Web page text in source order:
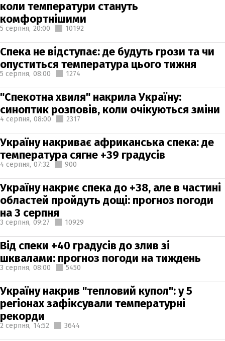
коли температури стануть
комфортнішими
5 серпня, 20:00 10192
Спека не відступає: де будуть грози та чи
опуститься температура цього тижня
5 серпня, 08:00 1274
"Спекотна хвиля" накрила Україну:
синоптик розповів, коли очікуються зміни
4 серпня, 08:00 2317
Україну накриває африканська спека: де
температура сягне +39 градусів
4 серпня, 07:32 900
Україну накриє спека до +38, але в частині
областей пройдуть дощі: прогноз погоди
на 3 серпня
3 серпня, 09:27 10929
Від спеки +40 градусів до злив зі
шквалами: прогноз погоди на тиждень
3 серпня, 08:00 5450
Україну накрив "тепловий купол": у 5
регіонах зафіксували температурні
рекорди
2 серпня, 14:52 3644